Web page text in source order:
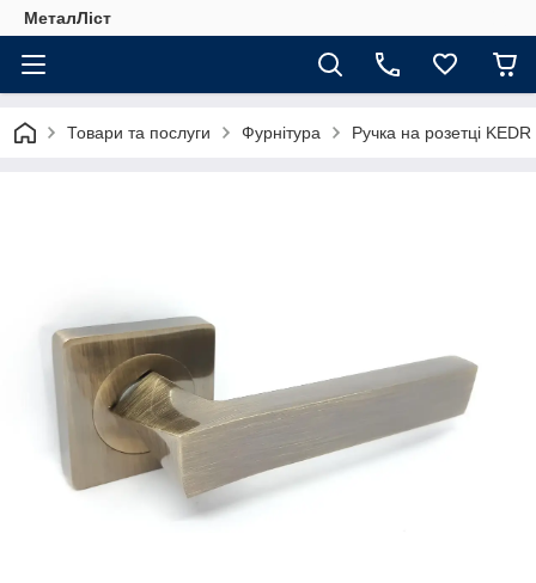
МеталЛіст
Товари та послуги Фурнітура Ручка на розетці